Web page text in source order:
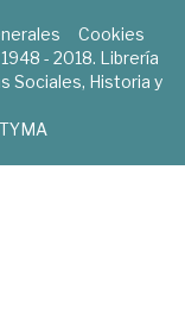
Cookies
- 2018. Librería
Sociales, Historia y